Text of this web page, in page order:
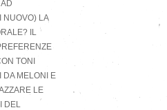
NUOVO) LA
IL
TONI
DA MELONI E
LE
DEL